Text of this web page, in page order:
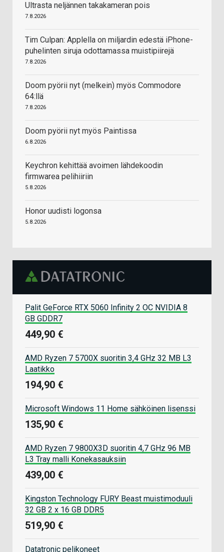
Ultrasta neljännen takakameran pois
7.8.2026
Tim Culpan: Applella on miljardin edestä iPhone-
puhelinten siruja odottamassa muistipiirejä
7.8.2026
Doom pyörii nyt (melkein) myös Commodore
64:llä
7.8.2026
Doom pyörii nyt myös Paintissa
6.8.2026
Keychron kehittää avoimen lähdekoodin
firmwarea pelihiiriin
5.8.2026
Honor uudisti logonsa
5.8.2026
Palit GeForce RTX 5060 Infinity 2 OC NVIDIA 8
GB GDDR7
449,90 €
AMD Ryzen 7 5700X suoritin 3,4 GHz 32 MB L3
Laatikko
194,90 €
Microsoft Windows 11 Home sähköinen lisenssi
135,90 €
AMD Ryzen 7 9800X3D suoritin 4,7 GHz 96 MB
L3 Tray malli Konekasauksiin
439,00 €
Kingston Technology FURY Beast muistimoduuli
32 GB 2 x 16 GB DDR5
519,90 €
Datatronic pelikoneet